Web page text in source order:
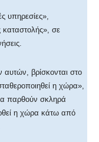
υπηρεσίες»,
καταστολής», σε
αυτών, βρίσκονται στο
η χώρα»,
παρθούν σκληρά
η χώρα κάτω από